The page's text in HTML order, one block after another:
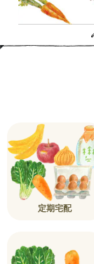
定期宅配